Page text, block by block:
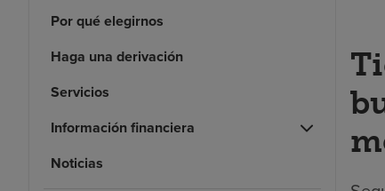
Por qué elegirnos
Haga una derivación
Servicios
Información financiera
Noticias